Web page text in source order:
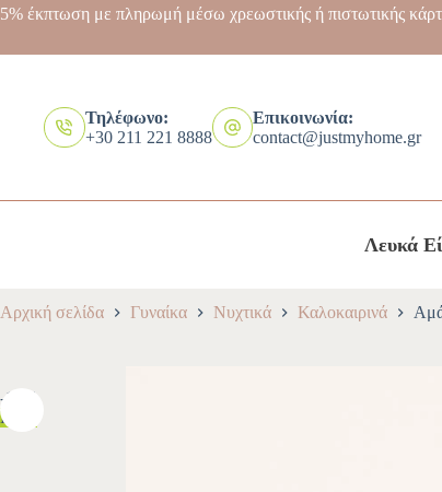
5% έκπτωση με πληρωμή μέσω χρεωστικής ή πιστωτικής
Τηλέφωνο:
+30 211 221 8888
Επικοινωνία:
contact@justmyhome.gr
Λευκά
Αρχική σελίδα Γυναίκα Νυχτικά Καλοκαιρινά
-10%
HOT